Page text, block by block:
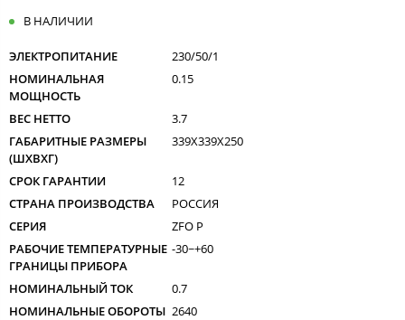
В НАЛИЧИИ
ЭЛЕКТРОПИТАНИЕ
230/50/1
НОМИНАЛЬНАЯ
МОЩНОСТЬ
0.15
ВЕС НЕТТО
3.7
ГАБАРИТНЫЕ РАЗМЕРЫ
(ШXВXГ)
339X339X250
СРОК ГАРАНТИИ
12
СТРАНА ПРОИЗВОДСТВА
РОССИЯ
СЕРИЯ
ZFO P
РАБОЧИЕ ТЕМПЕРАТУРНЫЕ
ГРАНИЦЫ ПРИБОРА
-30~+60
НОМИНАЛЬНЫЙ ТОК
0.7
НОМИНАЛЬНЫЕ ОБОРОТЫ 2640